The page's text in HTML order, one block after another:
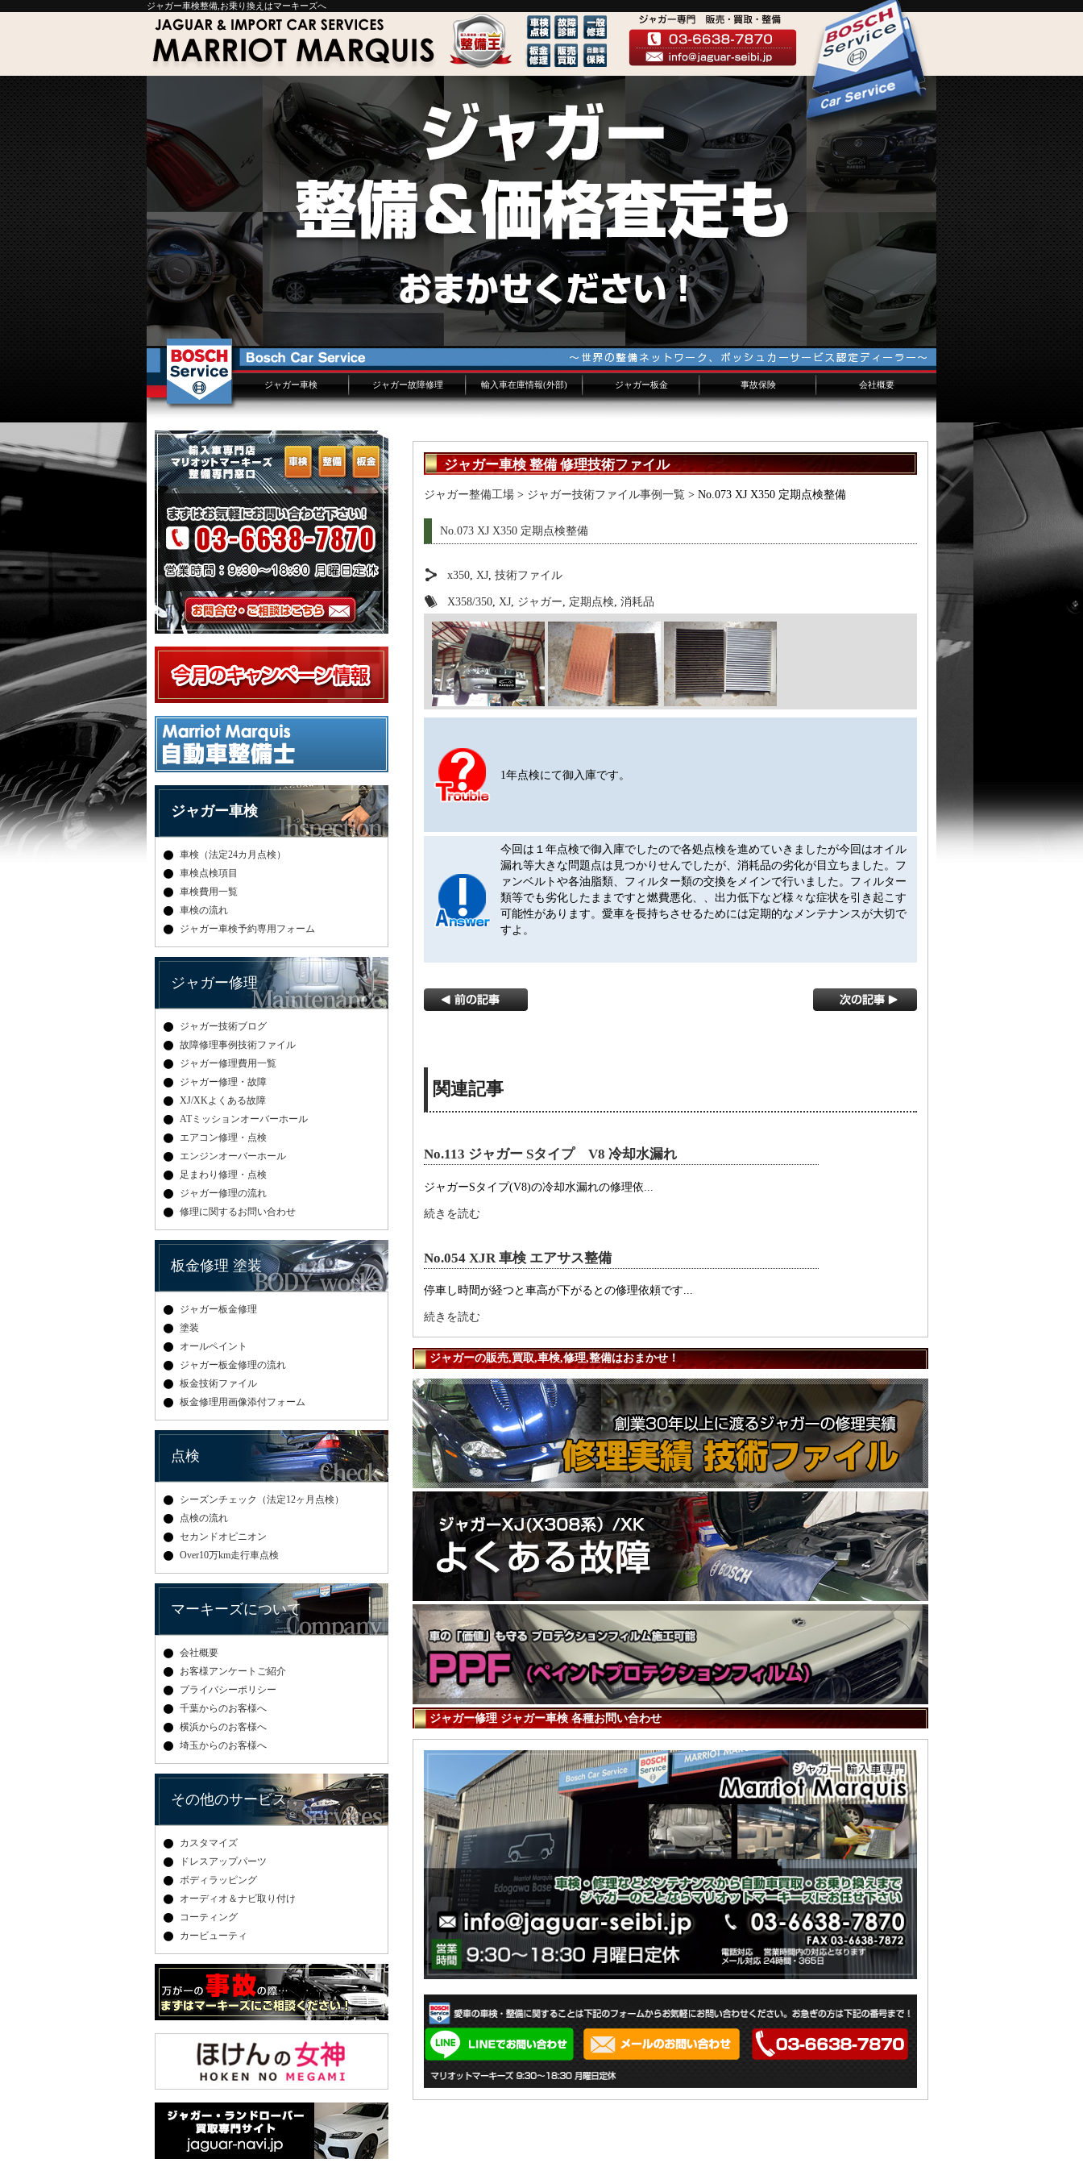
ジャガー車検整備,お乗り換えはマーキーズへ
ジャガー車検
ジャガー車検概要
ジャガー車検費用
車検入庫予約
ジャガー故障修理
ジャガー修理概要
ジャガー修理費用
XJ/XKよくある故障
修理事例技術ファイル
ジャガー技術ブログ
輸入車在庫情報(外部) ジャガー板金
板金画像添付フォーム
事故保険 会社概要
千葉からのお客様へ
横浜からのお客様へ
埼玉からのお客様へ
ジャガー車検 整備 修理技術ファイル
ジャガー整備工場> ジャガー技術ファイル事例一覧> No.073 XJ X350 定期点検整備
No.073 XJ X350 定期点検整備
x350, XJ, 技術ファイル
X358/350, XJ, ジャガー 定期点検 消耗品
1年点検にて御入庫です。
今回は１年点検で御入庫でしたので各処点検を進めていきましたが今回はオイル
漏れ等大きな問題点は見つかりせんでしたが、消耗品の劣化が目立ちました。フ
ァンベルトや各油脂類、フィルター類の交換をメインで行いました。フィルター
類等でも劣化したままですと燃費悪化、、出力低下など様々な症状を引き起こす
可能性があります。愛車を長持ちさせるためには定期的なメンテナンスが大切で
すよ。
関連記事
No.113 ジャガー Sタイプ V8 冷却水漏れ
ジャガーSタイプ(V8)の冷却水漏れの修理依...
続きを読む
No.054 XJR 車検 エアサス整備
停車し時間が経つと車高が下がるとの修理依頼です...
続きを読む
ジャガーの販売,買取,車検,修理,整備はおまかせ！
ジャガー修理 ジャガー車検 各種お問い合わせ
ジャガー車検
車検（法定24カ月点検）
車検点検項目
車検費用一覧
車検の流れ
ジャガー車検予約専用フォーム
ジャガー修理
ジャガー技術ブログ
故障修理事例技術ファイル
ジャガー修理費用一覧
ジャガー修理・故障
XJ/XKよくある故障
ATミッションオーバーホール
エアコン修理・点検
エンジンオーバーホール
足まわり修理・点検
ジャガー修理の流れ
修理に関するお問い合わせ
板金修理 塗装
ジャガー板金修理
塗装
オールペイント
ジャガー板金修理の流れ
板金技術ファイル
板金修理用画像添付フォーム
点検
シーズンチェック（法定12ヶ月点検）
点検の流れ
セカンドオピニオン
Over10万km走行車点検
マーキーズについて
会社概要
お客様アンケートご紹介
プライバシーポリシー
千葉からのお客様へ
横浜からのお客様へ
埼玉からのお客様へ
その他のサービス
カスタマイズ
ドレスアップパーツ
ボディラッピング
オーディオ＆ナビ取り付け
コーティング
カービューティ